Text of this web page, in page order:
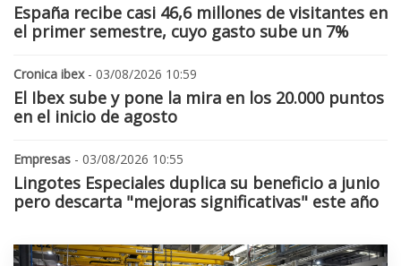
España recibe casi 46,6 millones de visitantes en
el primer semestre, cuyo gasto sube un 7%
Cronica ibex- 03/08/2026 10:59
El Ibex sube y pone la mira en los 20.000 puntos
en el inicio de agosto
Empresas - 03/08/2026 10:55
Lingotes Especiales duplica su beneficio a junio
pero descarta "mejoras significativas" este año